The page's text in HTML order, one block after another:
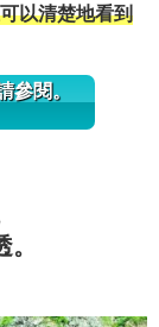
以清楚地看到
參閱。